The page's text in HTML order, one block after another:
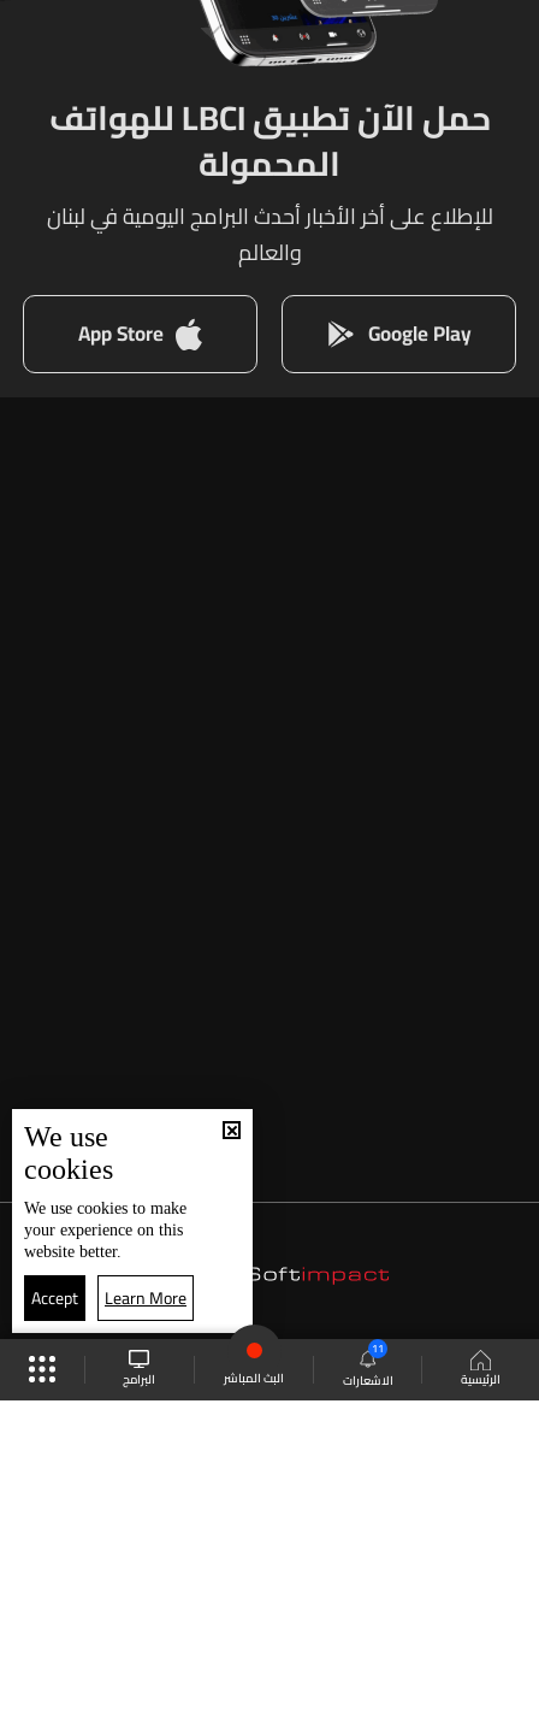
الرئيسية الاشعارات
11
البث المباشر البرامج
حمل الآن تطبيق LBCI للهواتف
المحمولة
للإطلاع على أخر الأخبار أحدث البرامج اليومية في لبنان
والعالم
Google Play
App Store
We use
cookies
We use cookies to make
your experience on this
website better.
Accept Learn More
موقع البرامج الجدول البث المباشر